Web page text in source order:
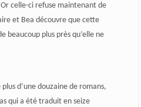
celle-ci refuse maintenant de
et Bea découvre que cette
beaucoup plus près qu’elle ne
d’une douzaine de romans,
qui a été traduit en seize